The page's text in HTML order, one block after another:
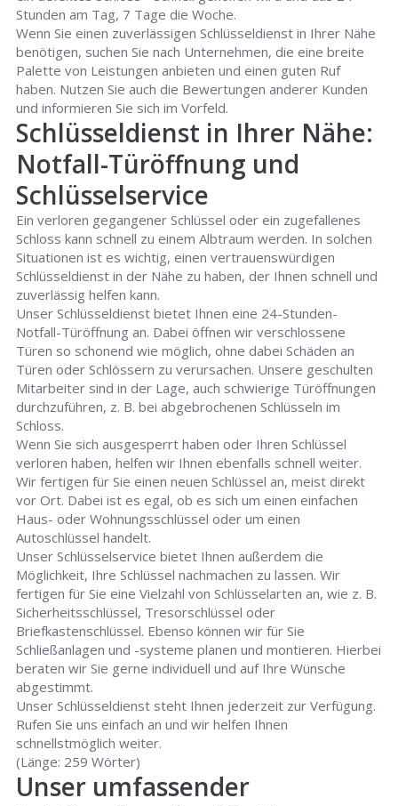
Stunden am Tag, 7 Tage die Woche.
Wenn Sie einen zuverlässigen Schlüsseldienst in Ihrer Nähe
benötigen, suchen Sie nach Unternehmen, die eine breite
Palette von Leistungen anbieten und einen guten Ruf
haben. Nutzen Sie auch die Bewertungen anderer Kunden
und informieren Sie sich im Vorfeld.
Schlüsseldienst in Ihrer Nähe:
Notfall-Türöffnung und
Schlüsselservice
Ein verloren gegangener Schlüssel oder ein zugefallenes
Schloss kann schnell zu einem Albtraum werden. In solchen
Situationen ist es wichtig, einen vertrauenswürdigen
Schlüsseldienst in der Nähe zu haben, der Ihnen schnell und
zuverlässig helfen kann.
Unser Schlüsseldienst bietet Ihnen eine 24-Stunden-
Notfall-Türöffnung an. Dabei öffnen wir verschlossene
Türen so schonend wie möglich, ohne dabei Schäden an
Türen oder Schlössern zu verursachen. Unsere geschulten
Mitarbeiter sind in der Lage, auch schwierige Türöffnungen
durchzuführen, z. B. bei abgebrochenen Schlüsseln im
Schloss.
Wenn Sie sich ausgesperrt haben oder Ihren Schlüssel
verloren haben, helfen wir Ihnen ebenfalls schnell weiter.
Wir fertigen für Sie einen neuen Schlüssel an, meist direkt
vor Ort. Dabei ist es egal, ob es sich um einen einfachen
Haus- oder Wohnungsschlüssel oder um einen
Autoschlüssel handelt.
Unser Schlüsselservice bietet Ihnen außerdem die
Möglichkeit, Ihre Schlüssel nachmachen zu lassen. Wir
fertigen für Sie eine Vielzahl von Schlüsselarten an, wie z. B.
Sicherheitsschlüssel, Tresorschlüssel oder
Briefkastenschlüssel. Ebenso können wir für Sie
Schließanlagen und -systeme planen und montieren. Hierbei
beraten wir Sie gerne individuell und auf Ihre Wünsche
abgestimmt.
Unser Schlüsseldienst steht Ihnen jederzeit zur Verfügung.
Rufen Sie uns einfach an und wir helfen Ihnen
schnellstmöglich weiter.
(Länge: 259 Wörter)
Unser umfassender